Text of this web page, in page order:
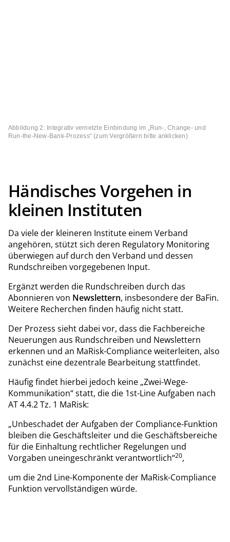
Abbildung 2: Integrativ vernetzte Einbindung im „Run-, Change- und
Run-the-New-Bank-Prozess“ (zum Vergrößern bitte anklicken)
Händisches Vorgehen in
kleinen Instituten
Da viele der kleineren Institute einem Verband
angehören, stützt sich deren Regulatory Monitoring
überwiegen auf durch den Verband und dessen
Rundschreiben vorgegebenen Input.
Ergänzt werden die Rundschreiben durch das
Abonnieren von Newslettern, insbesondere der BaFin.
Weitere Recherchen finden häufig nicht statt.
Der Prozess sieht dabei vor, dass die Fachbereiche
Neuerungen aus Rundschreiben und Newslettern
erkennen und an MaRisk-Compliance weiterleiten, also
zunächst eine dezentrale Bearbeitung stattfindet.
Häufig findet hierbei jedoch keine „Zwei-Wege-
Kommunikation“ statt, die die 1st-Line Aufgaben nach
AT 4.4.2 Tz. 1 MaRisk:
„Unbeschadet der Aufgaben der Compliance-Funktion
bleiben die Geschäftsleiter und die Geschäftsbereiche
für die Einhaltung rechtlicher Regelungen und
Vorgaben uneingeschränkt verantwortlich“20,
um die 2nd Line-Komponente der MaRisk-Compliance
Funktion vervollständigen würde.